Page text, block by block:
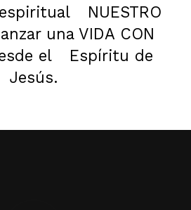
NUESTRO
una VIDA CON
el
Espíritu de
Jesús.